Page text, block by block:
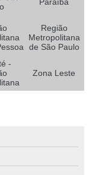
Região
Metropolitana
de São Paulo
-
Zona Leste